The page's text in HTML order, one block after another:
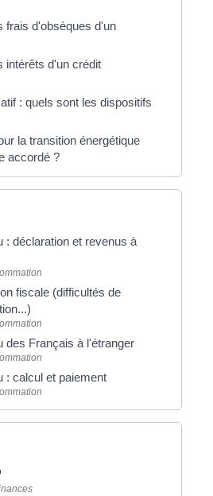
frais d'obsèques d'un
intérêts d'un crédit
: quels sont les dispositifs
la transition énergétique
accordé ?
: déclaration et revenus à
fiscale (difficultés de
des Français à l'étranger
: calcul et paiement